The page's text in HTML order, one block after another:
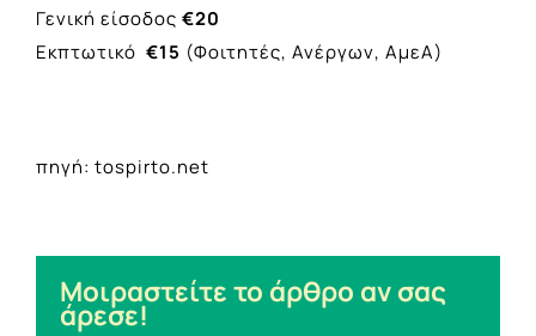
Γενική είσοδος €20
Εκπτωτικό €15 (Φοιτητές, Ανέργων, ΑμεΑ)
πηγή: tospirto.net
Μοιραστείτε το άρθρο αν σας
άρεσε!